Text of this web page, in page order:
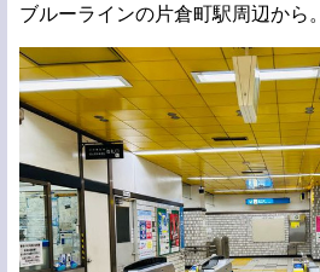
ブルーラインの片倉町駅周辺から。